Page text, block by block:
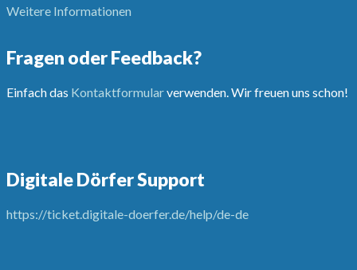
Weitere Informationen
Fragen oder Feedback?
Einfach das Kontaktformularverwenden. Wir freuen uns schon!
Digitale Dörfer Support
https://ticket.digitale-doerfer.de/help/de-de